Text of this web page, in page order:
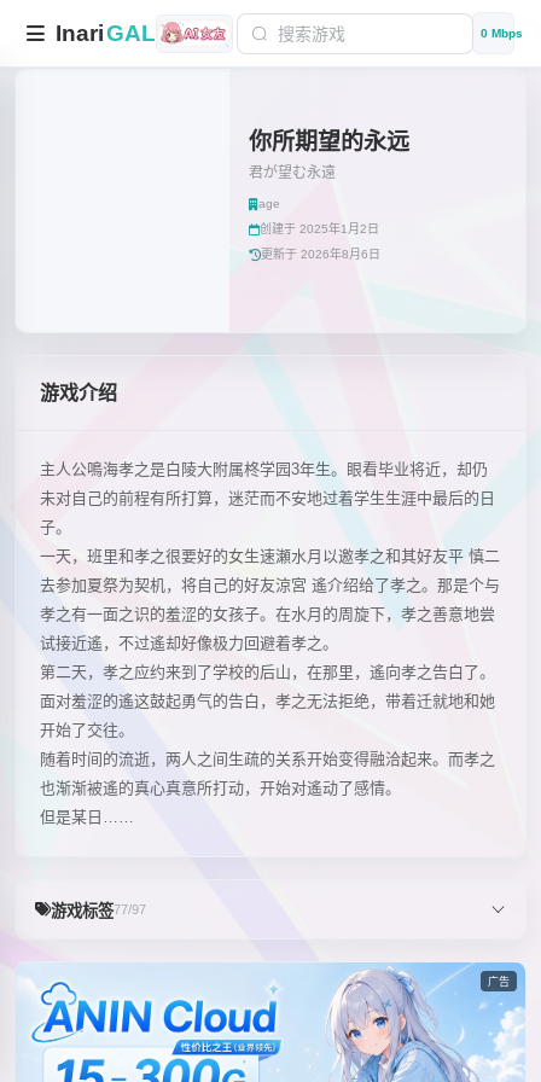
InariGAL 0 Mbps
你所期望的永远
君が望む永遠
age
创建于 2025年1月2日
更新于 2026年8月6日
游戏介绍
主人公鳴海孝之是白陵大附属柊学园3年生。眼看毕业将近，却仍
未对自己的前程有所打算，迷茫而不安地过着学生生涯中最后的日
子。
一天，班里和孝之很要好的女生速瀬水月以邀孝之和其好友平 慎二
去参加夏祭为契机，将自己的好友涼宮 遙介绍给了孝之。那是个与
孝之有一面之识的羞涩的女孩子。在水月的周旋下，孝之善意地尝
试接近遙，不过遙却好像极力回避着孝之。
第二天，孝之应约来到了学校的后山，在那里，遙向孝之告白了。
面对羞涩的遙这鼓起勇气的告白，孝之无法拒绝，带着迁就地和她
开始了交往。
随着时间的流逝，两人之间生疏的关系开始变得融洽起来。而孝之
也渐渐被遙的真心真意所打动，开始对遙动了感情。
但是某日……
游戏标签77/97
广告